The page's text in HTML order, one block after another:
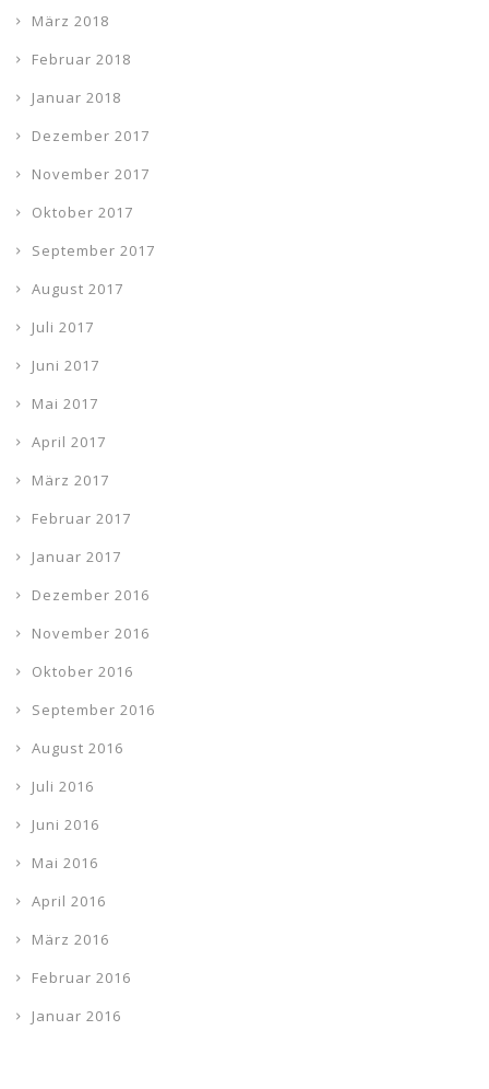
März 2018
Februar 2018
Januar 2018
Dezember 2017
November 2017
Oktober 2017
September 2017
August 2017
Juli 2017
Juni 2017
Mai 2017
April 2017
März 2017
Februar 2017
Januar 2017
Dezember 2016
November 2016
Oktober 2016
September 2016
August 2016
Juli 2016
Juni 2016
Mai 2016
April 2016
März 2016
Februar 2016
Januar 2016